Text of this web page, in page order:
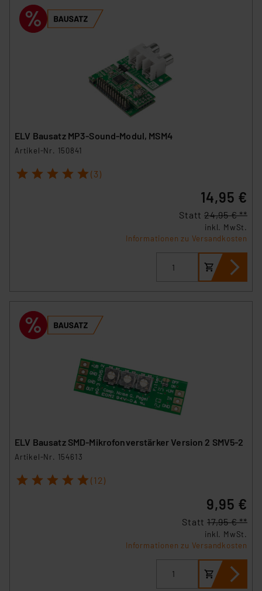
ELV Bausatz MP3-Sound-Modul, MSM4
Artikel-Nr. 150841
1 2 3 4 5 (3)
14,95 €
Statt 24,95 € **
inkl. MwSt.
Informationen zu Versandkosten
ELV Bausatz SMD-Mikrofonverstärker Version 2 SMV5-2
Artikel-Nr. 154613
1 2 3 4 5 (12)
9,95 €
Statt 17,95 € **
inkl. MwSt.
Informationen zu Versandkosten